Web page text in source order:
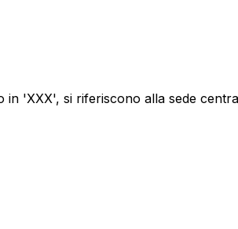
'XXX', si riferiscono alla sede